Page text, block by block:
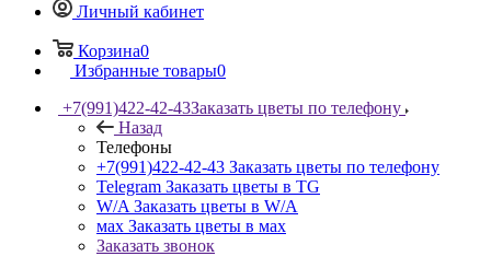
Личный кабинет
Корзина0
Избранные товары0
+7(991)422-42-43Заказать цветы по телефону
Назад
Телефоны
+7(991)422-42-43 Заказать цветы по телефону
Telegram Заказать цветы в TG
W/A Заказать цветы в W/A
мах Заказать цветы в мах
Заказать звонок